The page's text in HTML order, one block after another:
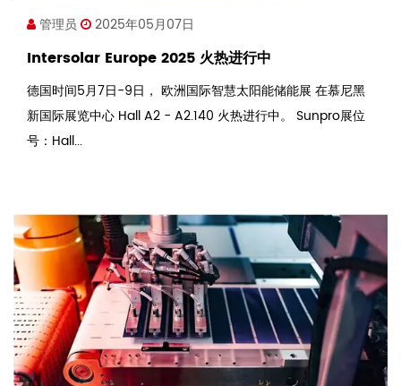
管理员 2025年05月07日
Intersolar Europe 2025 火热进行中
德国时间5月7日-9日， 欧洲国际智慧太阳能储能展 在慕尼黑
新国际展览中心 Hall A2 - A2.140 火热进行中。 Sunpro展位
号：Hall...